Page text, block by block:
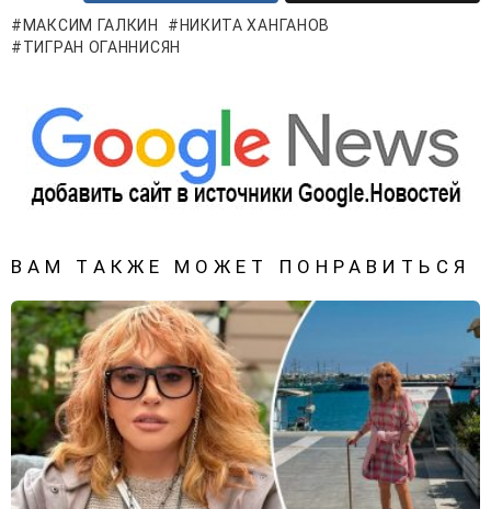
МАКСИМ ГАЛКИН
НИКИТА ХАНГАНОВ
ТИГРАН ОГАННИСЯН
ВАМ ТАКЖЕ МОЖЕТ ПОНРАВИТЬСЯ